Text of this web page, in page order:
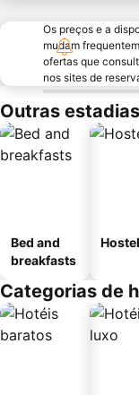
Os preços e a
mudam
ofertas que
nos sites de
Outras
Bed and
breakfasts
Hostel
Categorias de